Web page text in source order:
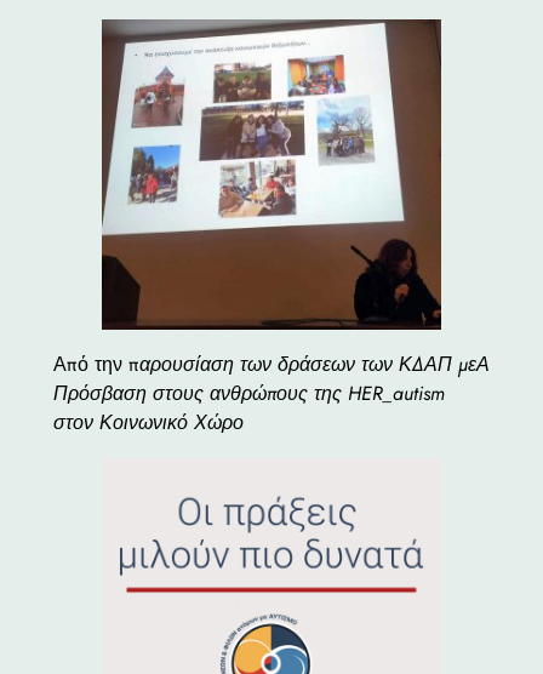
Από την παρουσίαση των δράσεων των ΚΔΑΠ μεΑ
Πρόσβαση στους ανθρώπους της HER_autism
στον Κοινωνικό Χώρο